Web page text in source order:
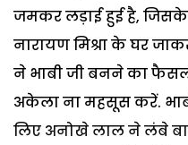
जमकर लड़ाई हुई है, जिसके
नारायण मिश्रा के घर
ने भाबी जी बनने का
अकेला ना महसूस करें.
लिए अनोखे लाल ने लंबे